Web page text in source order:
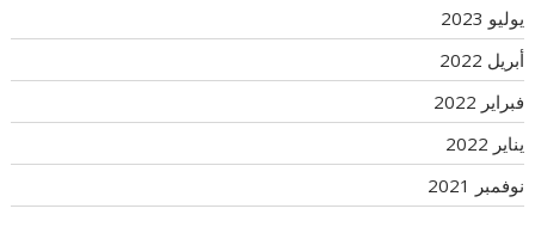
يوليو 2023
أبريل 2022
فبراير 2022
يناير 2022
نوفمبر 2021